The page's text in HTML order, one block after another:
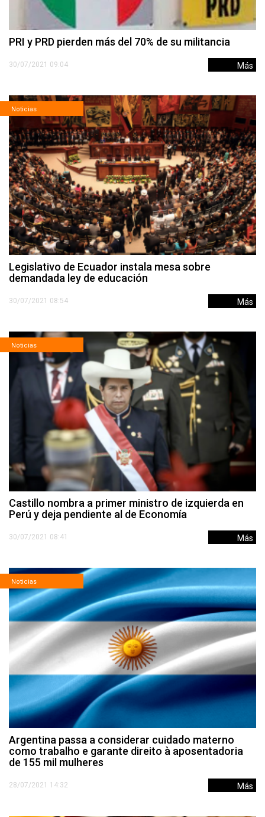
PRI y PRD pierden más del 70% de su militancia
30/07/2021 09:04 Más
Noticias
Legislativo de Ecuador instala mesa sobre
demandada ley de educación
30/07/2021 08:54 Más
Noticias
Castillo nombra a primer ministro de izquierda en
Perú y deja pendiente al de Economía
30/07/2021 08:41 Más
Noticias
Argentina passa a considerar cuidado materno
como trabalho e garante direito à aposentadoria
de 155 mil mulheres
28/07/2021 14:32 Más